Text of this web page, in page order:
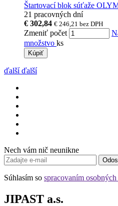
Štartovací blok súťaže
21 pracovných dní
€ 302,84 € 246,21 bez DPH
Zmeniť počet
množstvo ks
Kúpiť
ďalší ďalší
Nech vám nič neunikne
Súhlasím so spracovaním
JIPAST a.s.